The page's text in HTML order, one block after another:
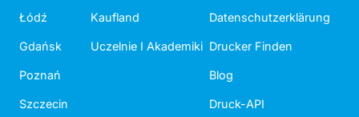
Łódź
Gdańsk
Poznań
Szczecin
Kaufland
Uczelnie I Akademiki
Datenschutzerklärung
Drucker Finden
Blog
Druck-API